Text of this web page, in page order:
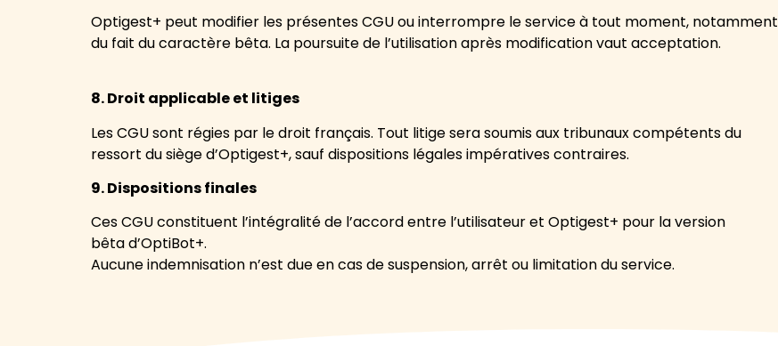
Optigest+ peut modifier les présentes CGU ou interrompre le service à tout moment, notamment
du fait du caractère bêta. La poursuite de l’utilisation après modification vaut acceptation.
8. Droit applicable et litiges
Les CGU sont régies par le droit français. Tout litige sera soumis aux tribunaux compétents du
ressort du siège d’Optigest+, sauf dispositions légales impératives contraires.
9. Dispositions finales
Ces CGU constituent l’intégralité de l’accord entre l’utilisateur et Optigest+ pour la version
bêta d’OptiBot+.
Aucune indemnisation n’est due en cas de suspension, arrêt ou limitation du service.